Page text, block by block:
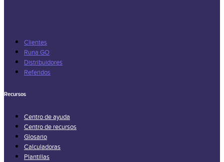
Clientes
Runa GO
Distribuidores
Referidos
Recursos
Centro de ayuda
Centro de recursos
Glosario
Calculadoras
Plantillas